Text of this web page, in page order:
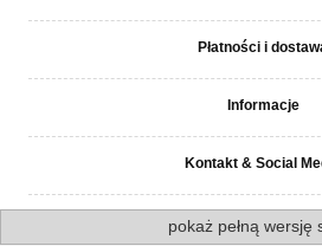
Płatności i
Informacje
Kontakt & Social
pokaż pełną wersję